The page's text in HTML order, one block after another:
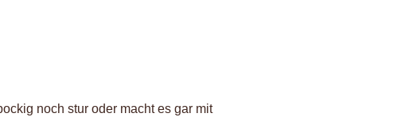
noch stur oder macht es gar mit